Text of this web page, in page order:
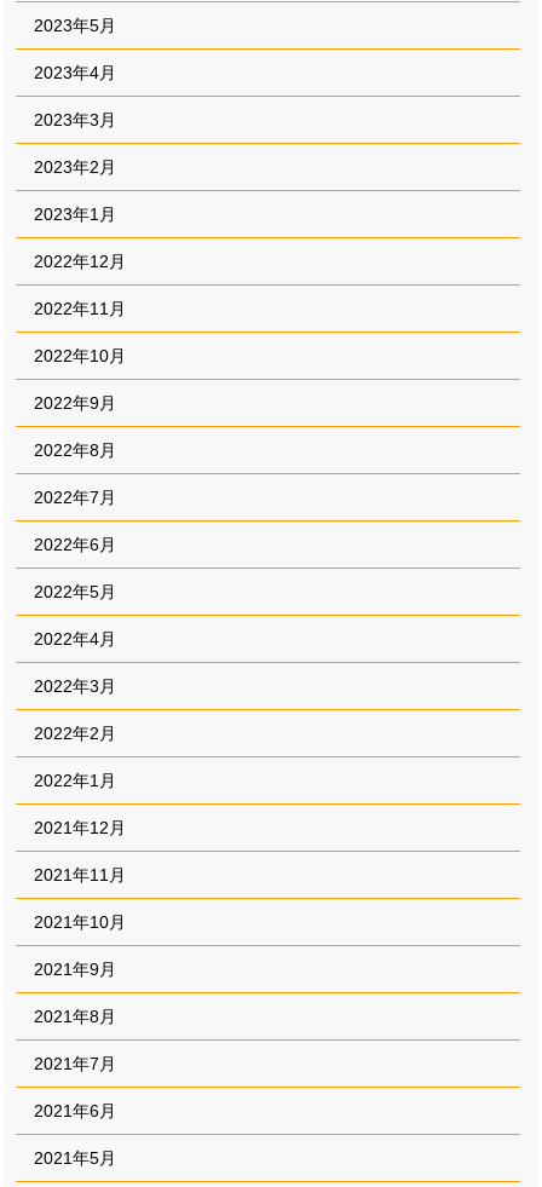
2023年5月
2023年4月
2023年3月
2023年2月
2023年1月
2022年12月
2022年11月
2022年10月
2022年9月
2022年8月
2022年7月
2022年6月
2022年5月
2022年4月
2022年3月
2022年2月
2022年1月
2021年12月
2021年11月
2021年10月
2021年9月
2021年8月
2021年7月
2021年6月
2021年5月